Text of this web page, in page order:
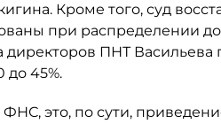
Кроме того, суд
при распределении
ПНТ Васильева
до 45%.
это, по сути,